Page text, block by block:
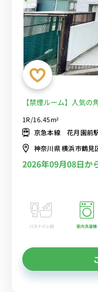
【禁煙ルーム】人気
ンジなど生活家電のあ
見大学歯学部附属病院
1R/16.45m²
京急本線 花月園前
神奈川県 横浜市鶴見
2026年09月08日か
バストイレ別 室内洗濯機